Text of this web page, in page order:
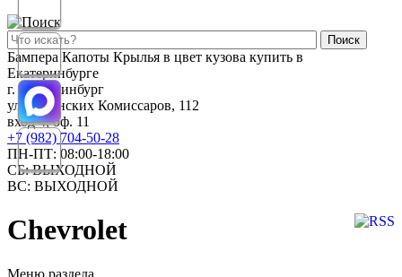
Поиск
Бампера Капоты Крылья в цвет кузова купить в
Екатеринбурге
г. Екатеринбург
ул. Бакинских Комиссаров, 112
вход 4, оф. 11
+7 (982) 704-50-28
ПН-ПТ: 08:00-18:00
СБ: ВЫХОДНОЙ
ВС: ВЫХОДНОЙ
Chevrolet
Меню раздела